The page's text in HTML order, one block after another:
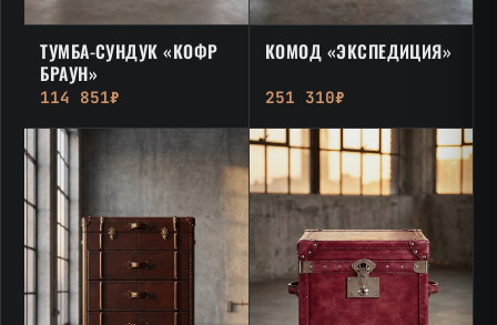
ТУМБА-СУНДУК «КОФР
БРАУН»
114 851₽
КОМОД «ЭКСПЕДИЦИЯ»
251 310₽